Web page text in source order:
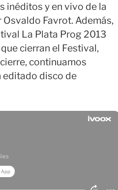
inéditos y en vivo de la
Favrot. Además,
La Plata Prog 2013
cierran el Festival,
continuamos
editado disco de